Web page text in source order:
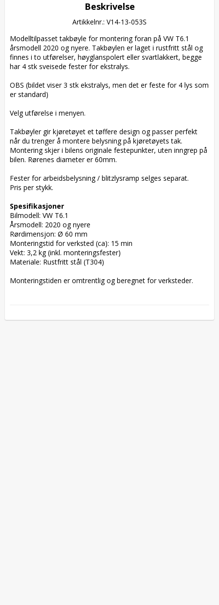
Beskrivelse
Artikkelnr.: V14-13-053S
Modelltilpasset takbøyle for montering foran på VW T6.1
årsmodell 2020 og nyere. Takbøylen er laget i rustfritt stål og
finnes i to utførelser, høyglanspolert eller svartlakkert, begge
har 4 stk sveisede fester for ekstralys.
OBS (bildet viser 3 stk ekstralys, men det er feste for 4 lys som
er standard)
Velg utførelse i menyen.
Takbøyler gir kjøretøyet et tøffere design og passer perfekt
når du trenger å montere belysning på kjøretøyets tak.
Montering skjer i bilens originale festepunkter, uten inngrep på
bilen. Rørenes diameter er 60mm.
Fester for arbeidsbelysning / blitzlysramp selges separat.
Pris per stykk.
Spesifikasjoner
Bilmodell: VW T6.1
Årsmodell: 2020 og nyere
Rørdimensjon: Ø 60 mm
Monteringstid for verksted (ca): 15 min
Vekt: 3,2 kg (inkl. monteringsfester)
Materiale: Rustfritt stål (T304)
Monteringstiden er omtrentlig og beregnet for verksteder.